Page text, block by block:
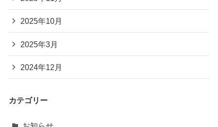
2025年10月
2025年3月
2024年12月
カテゴリー